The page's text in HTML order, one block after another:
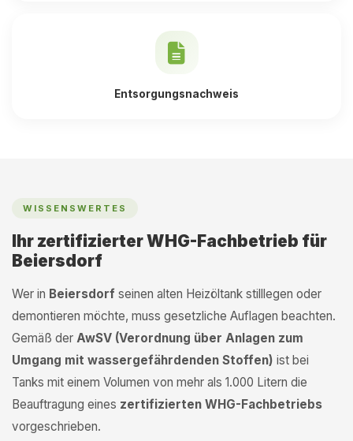
Entsorgungsnachweis
WISSENSWERTES
Ihr zertifizierter WHG-Fachbetrieb für
Beiersdorf
Wer in Beiersdorf seinen alten Heizöltank stilllegen oder
demontieren möchte, muss gesetzliche Auflagen beachten.
Gemäß der AwSV (Verordnung über Anlagen zum
Umgang mit wassergefährdenden Stoffen) ist bei
Tanks mit einem Volumen von mehr als 1.000 Litern die
Beauftragung eines zertifizierten WHG-Fachbetriebs
vorgeschrieben.